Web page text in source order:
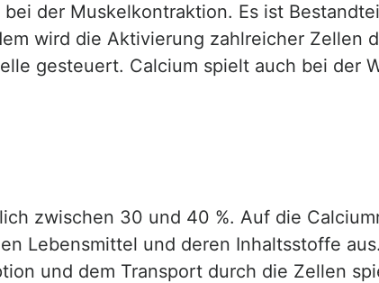
der Muskelkontraktion. Es ist
wird die Aktivierung zahlreicher Zellen
gesteuert. Calcium spielt auch bei der
zwischen 30 und 40 %. Auf die
Lebensmittel und deren Inhaltsstoffe
und dem Transport durch die Zellen